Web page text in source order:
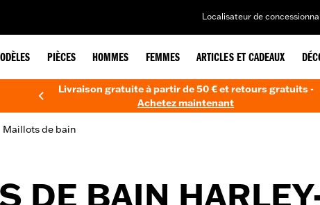
Localisateur de
PIÈCES HOMMES FEMMES ARTICLES ET CADEAUX
Livraison gratuite à partir de 50 € et retours gratuits -
Achetez maintenant
Maillots de bain
DE BAIN